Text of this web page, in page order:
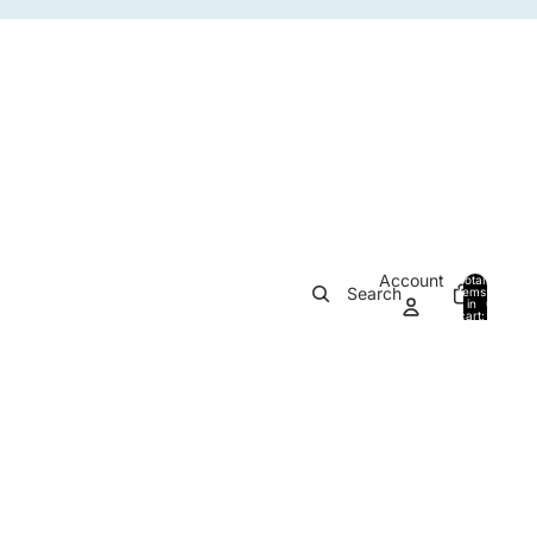
Search
Account
Total
items
in
cart:
0